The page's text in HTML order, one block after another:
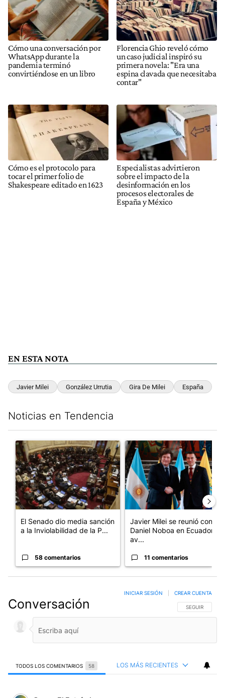
Cómo una conversación por
WhatsApp durante la
pandemia terminó
convirtiéndose en un libro
Florencia Ghio reveló cómo
un caso judicial inspiró su
primera novela: "Era una
espina clavada que necesitaba
contar"
Cómo es el protocolo para
tocar el primer folio de
Shakespeare editado en 1623
Especialistas advirtieron
sobre el impacto de la
desinformación en los
procesos electorales de
España y México
EN ESTA NOTA
Javier Milei González Urrutia Gira De Milei España
Noticias en Tendencia
Un artículo de tendencia con el título "El Senado dio media
El Senado dio media sanción
a la Inviolabilidad de la P...
58 comentarios
Un artículo de tendencia con
Javier Milei se reunió con
Daniel Noboa en Ecuador y
av...
11 comentarios
Conversación SIGA ESTA
SEGUIR
INICIAR SESIÓN CREAR CUENTA
TODOS LOS COMENTARIOS 58 LOS MÁS RECIENTES
Comentario de Conan El Estafador.